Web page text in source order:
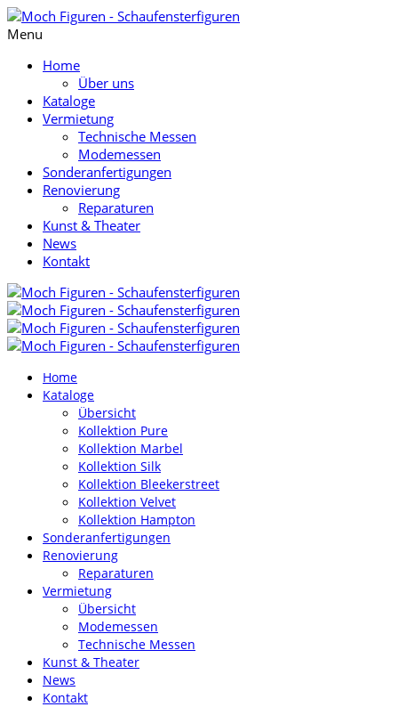
Menu
Home
Über uns
Kataloge
Vermietung
Technische Messen
Modemessen
Sonderanfertigungen
Renovierung
Reparaturen
Kunst & Theater
News
Kontakt
Home
Kataloge
Übersicht
Kollektion Pure
Kollektion Marbel
Kollektion Silk
Kollektion Bleekerstreet
Kollektion Velvet
Kollektion Hampton
Sonderanfertigungen
Renovierung
Reparaturen
Vermietung
Übersicht
Modemessen
Technische Messen
Kunst & Theater
News
Kontakt